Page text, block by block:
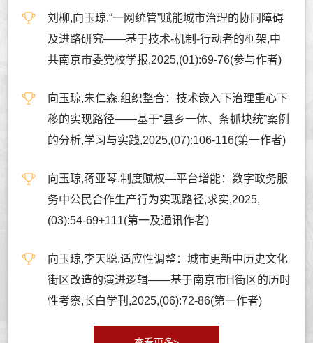
刘柳,向玉琼.“一网统管”赋能城市治理的协同障碍
及进路研究——基于技术-机制-行动者的框架,中
共南京市委党校学报,2025,(01):69-76(参与作者)
向玉琼,朱仁森.组织整合：技术嵌入下治理重心下
移的实现路径——基于“县乡一体、条抓块统”案例
的分析,学习与实践,2025,(07):106-116(第一作者)
向玉琼,蒋亚琴.制度赋权—平台增能：数字政务服
务中公民合作生产行为实现路径,求实,2025,
(03):54-69+111(第一及通讯作者)
向玉琼,李天聪.适应性调整：城市更新中历史文化
街区改造的演进逻辑——基于南京市H街区的历时
性考察,长白学刊,2025,(06):72-86(第一作者)